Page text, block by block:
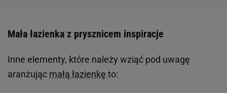
Mała łazienka z prysznicem inspiracje
Inne elementy, które należy wziąć pod uwagę
aranżując małą łazienkę to: